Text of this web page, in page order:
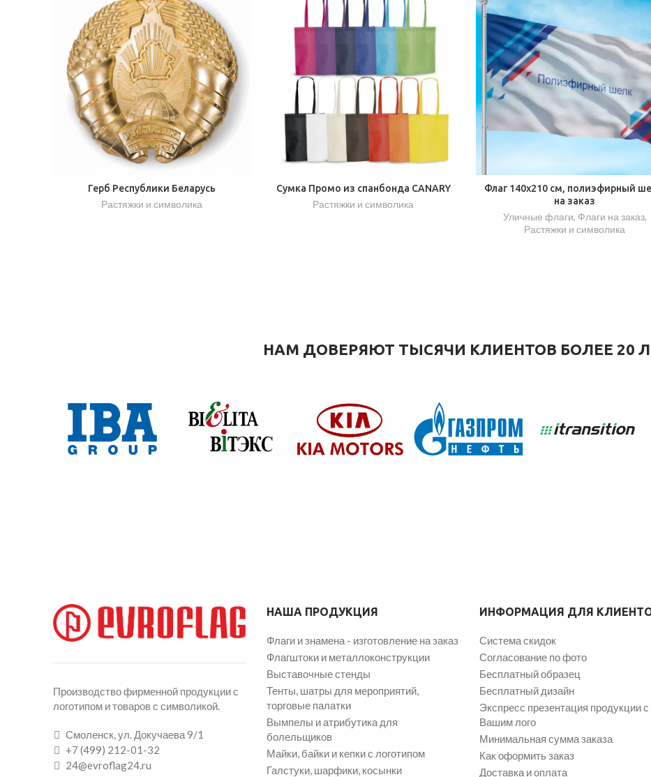
Герб Республики Беларусь
Растяжки и символика
Сумка Промо из спанбонда CANARY
Растяжки и символика
Флаг 140х210 см, полиэфирный
на заказ
Уличные флаги, Флаги на заказ,
Растяжки и символика
НАМ ДОВЕРЯЮТ ТЫСЯЧИ КЛИЕНТОВ БОЛЕЕ 20
Производство фирменной продукции с
логотипом и товаров с символикой.
Смоленск, ул. Докучаева 9/1
+7 (499) 212-01-32
24@evroflag24.ru
НАША ПРОДУКЦИЯ
Флаги и знамена - изготовление на заказ
Флагштоки и металлоконструкции
Выставочные стенды
Тенты, шатры для мероприятий,
торговые палатки
Вымпелы и атрибутика для
болельщиков
Майки, байки и кепки с логотипом
Галстуки, шарфики, косынки
ИНФОРМАЦИЯ ДЛЯ
Система скидок
Согласование по фото
Бесплатный образец
Бесплатный дизайн
Экспресс презентация продукции с
Вашим лого
Минимальная сумма заказа
Как оформить заказ
Доставка и оплата